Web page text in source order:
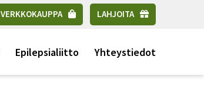
VERKKOKAUPPA LAHJOITA
Epilepsialiitto Yhteystiedot